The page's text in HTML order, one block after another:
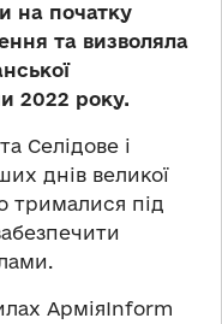
на початку
та визволяла
2022 року.
Селідове і
днів великої
трималися під
АрміяInform